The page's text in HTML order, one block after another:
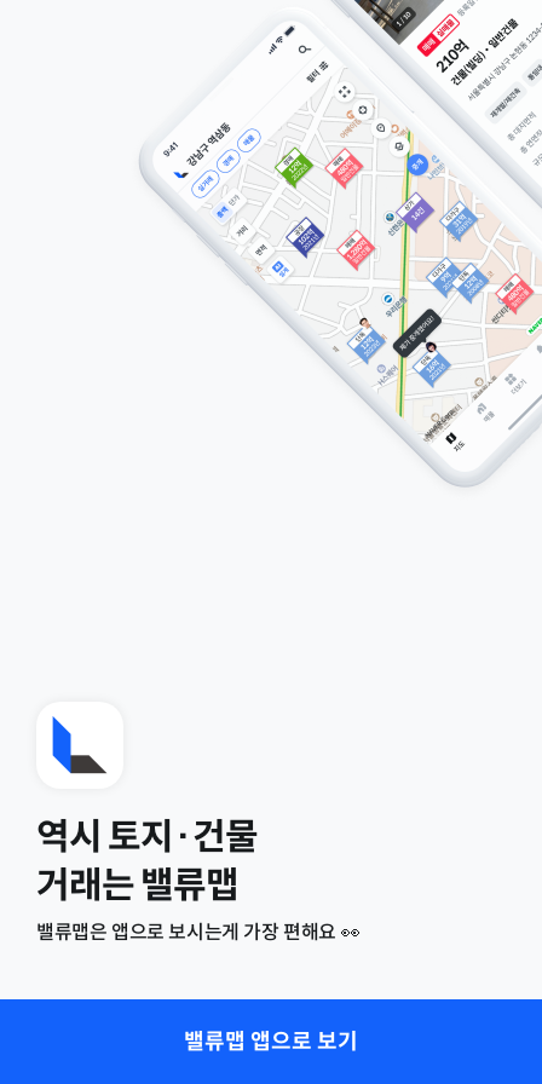
역시 토지·건물
거래는 밸류맵
밸류맵은 앱으로 보시는게 가장 편해요 👀
밸류맵 앱으로 보기